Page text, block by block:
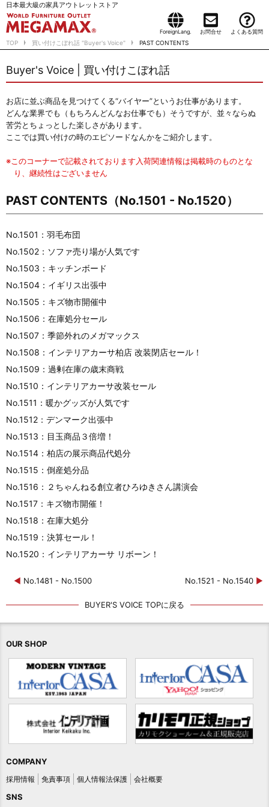
日本最大級の家具アウトレットストア
ForeignLang. お問合せ よくある質問
TOP 買い付けこぼれ話 "Buyer's Voice" PAST CONTENTS
Buyer's Voice | 買い付けこぼれ話
お店に並ぶ商品を見つけてくる“バイヤー”というお仕事があります。
どんな業界でも（もちろんどんなお仕事でも）そうですが、並々ならぬ
苦労とちょっとした楽しさがあります。
ここでは買い付けの時のエピソードなんかをご紹介します。
※このコーナーで記載されております入荷関連情報は掲載時のものとな
り、継続性はございません
PAST CONTENTS（No.1501 - No.1520）
No.1501：羽毛布団
No.1502：ソファ売り場が人気です
No.1503：キッチンボード
No.1504：イギリス出張中
No.1505：キズ物市開催中
No.1506：在庫処分セール
No.1507：季節外れのメガマックス
No.1508：インテリアカーサ柏店 改装閉店セール！
No.1509：過剰在庫の歳末商戦
No.1510：インテリアカーサ改装セール
No.1511：暖かグッズが人気です
No.1512：デンマーク出張中
No.1513：目玉商品３倍増！
No.1514：柏店の展示商品代処分
No.1515：倒産処分品
No.1516：２ちゃんねる創立者ひろゆきさん講演会
No.1517：キズ物市開催！
No.1518：在庫大処分
No.1519：決算セール！
No.1520：インテリアカーサ リボーン！
◀ No.1481 - No.1500 No.1521 - No.1540 ▶
BUYER'S VOICE TOPに戻る
OUR SHOP
COMPANY
採用情報 免責事項 個人情報法保護 会社概要
SNS